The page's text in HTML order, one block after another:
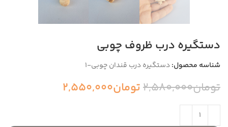
دستگیره درب ظروف چوبی
شناسه محصول:دستگیره درب قندان چوبی-1
تومان2,580,000تومان2,550,000